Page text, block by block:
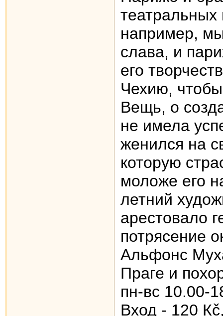
например,
слава, и
его
Чехию,
Вещь, о
не имела
женился на
которую
моложе его
летний
арестовало
потрясение
Aльфонс
Праге и
пн-вс 10.00-
Вход - 120